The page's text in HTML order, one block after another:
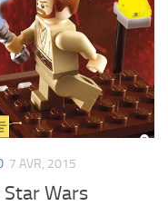
7 AVR, 2015
Wars